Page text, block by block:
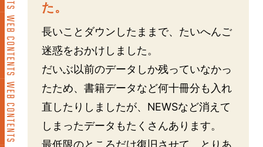
た。
長いことダウンしたままで、たいへんご
迷惑をおかけしました。
だいぶ以前のデータしか残っていなかっ
たため、書籍データなど何十冊分も入れ
直したりしましたが、NEWSなど消えて
しまったデータもたくさんあります。
最低限のところだけ復旧させて、とりあ